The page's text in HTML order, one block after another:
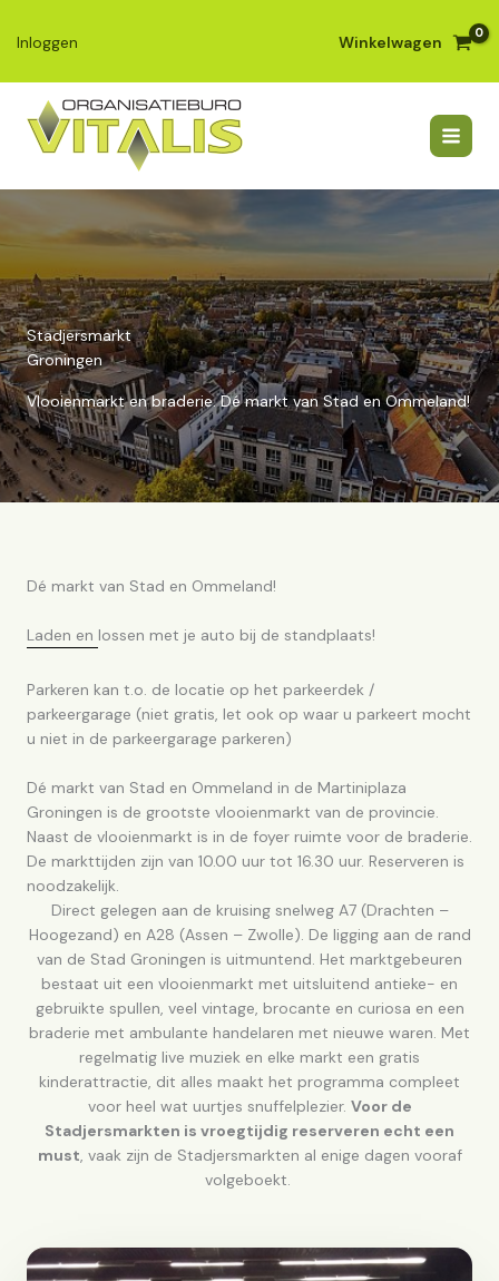
naar
inhoud
Inloggen Winkelwagen
Stadjersmarkt
Groningen
Vlooienmarkt en braderie. Dé markt van Stad en Ommeland!
Dé markt van Stad en Ommeland!
Laden en lossen met je auto bij de standplaats!
Parkeren kan t.o. de locatie op het parkeerdek /
parkeergarage (niet gratis, let ook op waar u parkeert mocht
u niet in de parkeergarage parkeren)
Dé markt van Stad en Ommeland in de Martiniplaza
Groningen is de grootste vlooienmarkt van de provincie.
Naast de vlooienmarkt is in de foyer ruimte voor de braderie.
De markttijden zijn van 10.00 uur tot 16.30 uur. Reserveren is
noodzakelijk.
Direct gelegen aan de kruising snelweg A7 (Drachten –
Hoogezand) en A28 (Assen – Zwolle). De ligging aan de rand
van de Stad Groningen is uitmuntend. Het marktgebeuren
bestaat uit een vlooienmarkt met uitsluitend antieke- en
gebruikte spullen, veel vintage, brocante en curiosa en een
braderie met ambulante handelaren met nieuwe waren. Met
regelmatig live muziek en elke markt een gratis
kinderattractie, dit alles maakt het programma compleet
voor heel wat uurtjes snuffelplezier. Voor de
Stadjersmarkten is vroegtijdig reserveren echt een
must, vaak zijn de Stadjersmarkten al enige dagen vooraf
volgeboekt.